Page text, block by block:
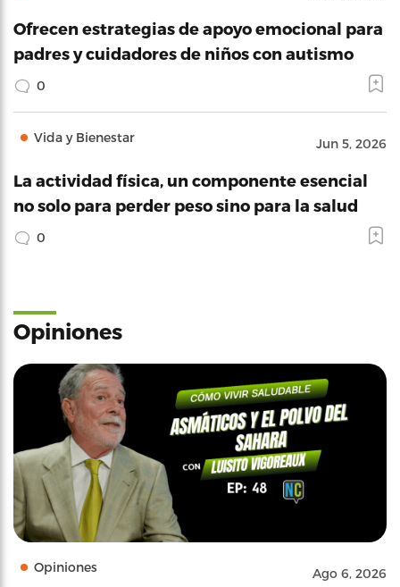
Ofrecen estrategias de apoyo emocional para
padres y cuidadores de niños con autismo
0
Vida y Bienestar Jun 5, 2026
La actividad física, un componente esencial
no solo para perder peso sino para la salud
0
Opiniones
Opiniones Ago 6, 2026